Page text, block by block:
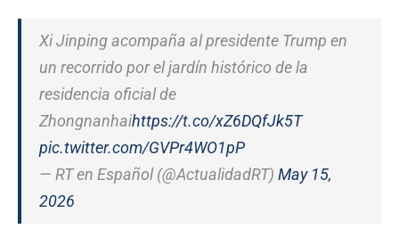
Xi Jinping acompaña al presidente Trump en
un recorrido por el jardín histórico de la
residencia oficial de
Zhongnanhaihttps://t.co/xZ6DQfJk5T
pic.twitter.com/GVPr4WO1pP
— RT en Español (@ActualidadRT) May 15,
2026